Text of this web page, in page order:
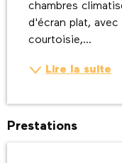
chambres
d'écran plat, avec
courtoisie,...
Lire la suite
Prestations